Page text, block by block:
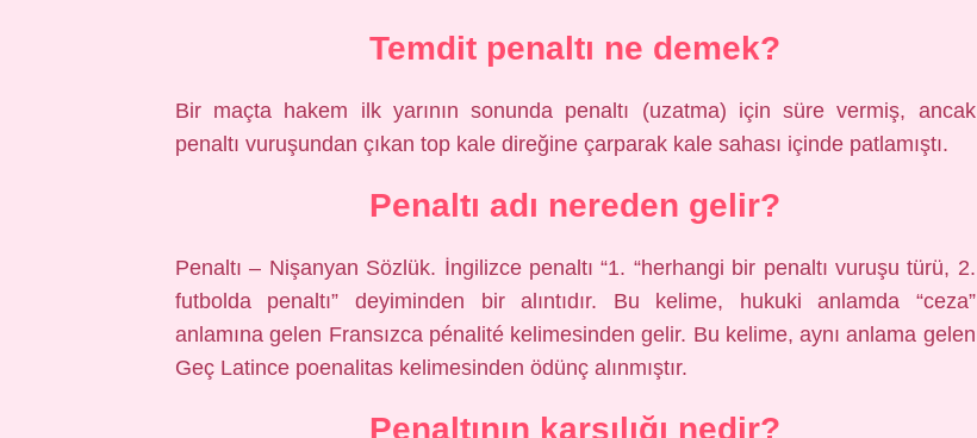
Temdit penaltı ne demek?
Bir maçta hakem ilk yarının sonunda penaltı (uzatma) için süre vermiş, ancak
penaltı vuruşundan çıkan top kale direğine çarparak kale sahası içinde patlamıştı.
Penaltı adı nereden gelir?
Penaltı – Nişanyan Sözlük. İngilizce penaltı “1. “herhangi bir penaltı vuruşu türü, 2.
futbolda penaltı” deyiminden bir alıntıdır. Bu kelime, hukuki anlamda “ceza”
anlamına gelen Fransızca pénalité kelimesinden gelir. Bu kelime, aynı anlama gelen
Geç Latince poenalitas kelimesinden ödünç alınmıştır.
Penaltının karşılığı nedir?